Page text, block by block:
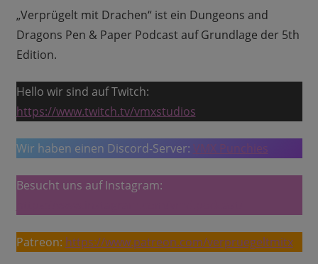
„Verprügelt mit Drachen“ ist ein Dungeons and
Dragons Pen & Paper Podcast auf Grundlage der 5th
Edition.
Hello wir sind auf Twitch:
https://www.twitch.tv/vmxstudios
Wir haben einen Discord-Server: VMX Punchies
Besucht uns auf Instagram:
Patreon: https://www.patreon.com/verpruegeltmitx